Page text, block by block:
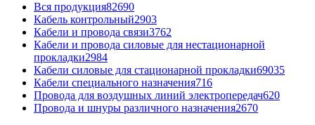
Вся продукция82690
Кабель контрольный2903
Кабели и провода связи3762
Кабели и провода силовые для нестационарной
прокладки2984
Кабели силовые для стационарной прокладки69035
Кабели специального назначения716
Провода для воздушных линий электропередач620
Провода и шнуры различного назначения2670